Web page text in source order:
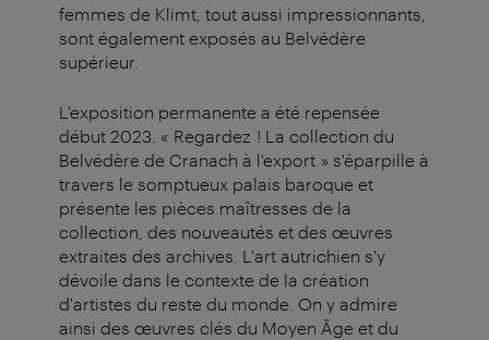
femmes de Klimt, tout aussi impressionnants,
sont également exposés au Belvédère
supérieur.
L'exposition permanente a été repensée
début 2023. « Regardez ! La collection du
Belvédère de Cranach à l'export » s'éparpille à
travers le somptueux palais baroque et
présente les pièces maîtresses de la
collection, des nouveautés et des œuvres
extraites des archives. L'art autrichien s'y
dévoile dans le contexte de la création
d'artistes du reste du monde. On y admire
ainsi des œuvres clés du Moyen Âge et du